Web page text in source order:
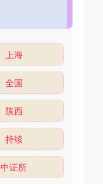
上海
全国
陕西
持续
中证所